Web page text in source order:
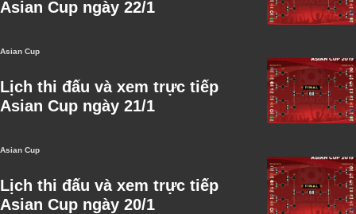
Asian Cup ngày 22/1
Asian Cup
Lịch thi đấu và xem trực tiếp
Asian Cup ngày 21/1
Asian Cup
Lịch thi đấu và xem trực tiếp
Asian Cup ngày 20/1